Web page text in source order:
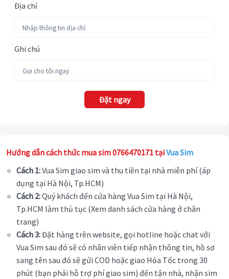
Địa chỉ
Ghi chú
Đặt ngay
Hướng dẫn cách thức mua sim 0766470171 tạiVua Sim
Cách 1:Vua Sim giao sim và thu tiền tại nhà miễn phí (áp
dụng tại Hà Nội, Tp.HCM)
Cách 2:Quý khách đến cửa hàng Vua Sim tại Hà Nội,
Tp.HCM làm thủ tục (Xem danh sách cửa hàng ở chân
trang)
Cách 3:Đặt hàng trên website, gọi hotline hoặc chat với
Vua Sim sau đó sẽ có nhân viên tiếp nhận thông tin, hồ sơ
sang tên sau đó sẽ gửi COD hoặc giao Hỏa Tốc trong 30
phút (bạn phải hỗ trợ phí giao sim) đến tận nhà, nhận sim